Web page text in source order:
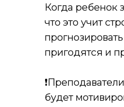
Когда ребенок
что это учит
пригодятся и
будет